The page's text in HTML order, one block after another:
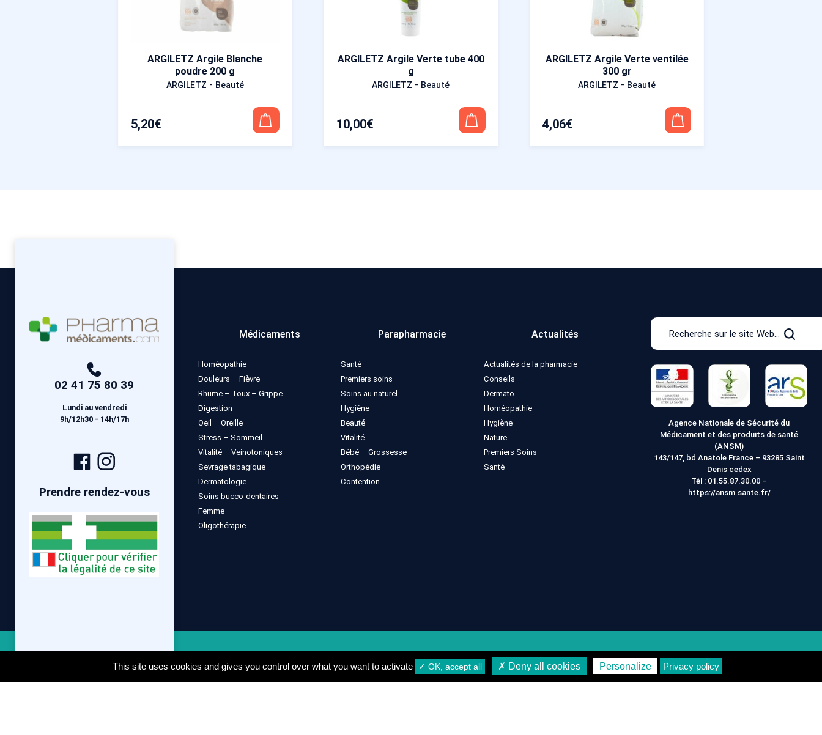
ARGILETZ Argile Blanche
poudre 200 g
ARGILETZ - Beauté
5,20€
ARGILETZ Argile Verte tube 400
g
ARGILETZ - Beauté
10,00€
ARGILETZ Argile Verte ventilée
300 gr
ARGILETZ - Beauté
4,06€
02 41 75 80 39
Lundi au vendredi
9h/12h30 - 14h/17h
Page
Facebook
Prendre rendez-vous
Médicaments
Homéopathie
Douleurs – Fièvre
Rhume – Toux – Grippe
Digestion
Oeil – Oreille
Stress – Sommeil
Vitalité – Veinotoniques
Sevrage tabagique
Dermatologie
Soins bucco-dentaires
Femme
Oligothérapie
Parapharmacie
Santé
Premiers soins
Soins au naturel
Hygiène
Beauté
Vitalité
Bébé – Grossesse
Orthopédie
Contention
Actualités
Actualités de la pharmacie
Conseils
Dermato
Homéopathie
Hygiène
Nature
Premiers Soins
Santé
Recherche
le
site
Web
Agence Nationale de Sécurité du
Médicament et des produits de santé
(ANSM)
143/147, bd Anatole France – 93285 Saint
Denis cedex
Tél : 01.55.87.30.00 –
https://ansm.sante.fr/
Conditions générales de vente Conditions de Livraison Vie Privée
This site uses cookies and gives you control over what you want to activate ✓ OK, accept all ✗ Deny all cookies Personalize Privacy policy